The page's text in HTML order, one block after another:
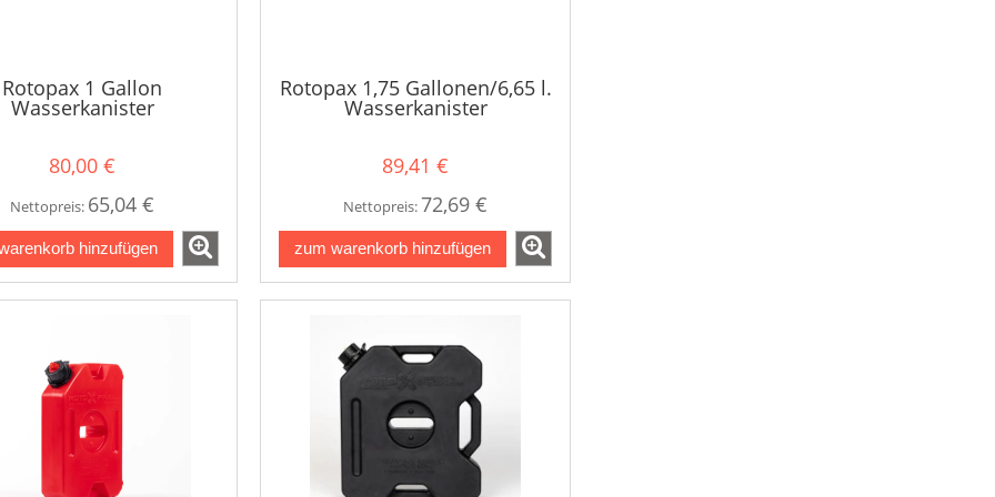
Rotopax 1 Gallon
Wasserkanister
80,00 €
Nettopreis: 65,04 €
hinzufügen
Rotopax 1,75 Gallonen/6,65 l.
Wasserkanister
89,41 €
Nettopreis:72,69 €
zum warenkorb hinzufügen